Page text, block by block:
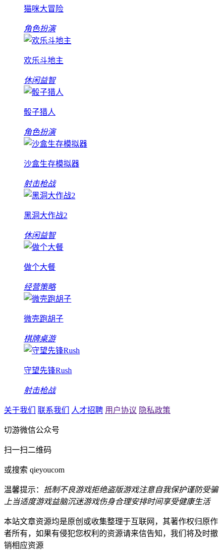
猫咪大冒险
角色扮演
欢乐斗地主
休闲益智
骰子猎人
角色扮演
沙盒生存模拟器
射击枪战
黑洞大作战2
休闲益智
做个大餐
经营策略
微壳跑胡子
棋牌桌游
守望先锋Rush
射击枪战
关于我们 联系我们 人才招聘 用户协议 隐私政策
切游微信公众号
扫一扫二维码
或搜索 qieyoucom
温馨提示： 抵制不良游戏拒绝盗版游戏注意自我保护谨防受骗
上当适度游戏益脑沉迷游戏伤身合理安排时间享受健康生活
本站文章资源均是原创或收集整理于互联网，其著作权归原作
者所有，如果有侵犯您权利的资源请来信告知，我们将及时撤
销相应资源